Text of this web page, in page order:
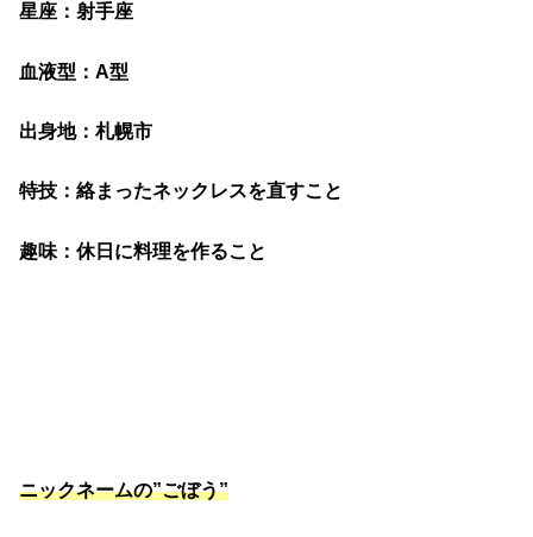
星座：射手座
血液型：A型
出身地：札幌市
特技：絡まったネックレスを直すこと
趣味：休日に料理を作ること
ニックネームの”ごぼう”